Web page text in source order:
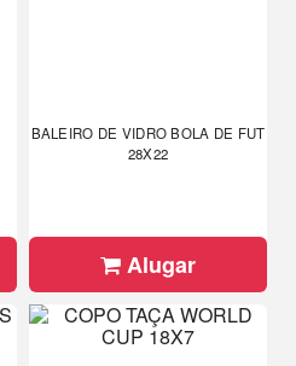
BALEIRO DE VIDRO BOLA DE FUT
28X22
Alugar